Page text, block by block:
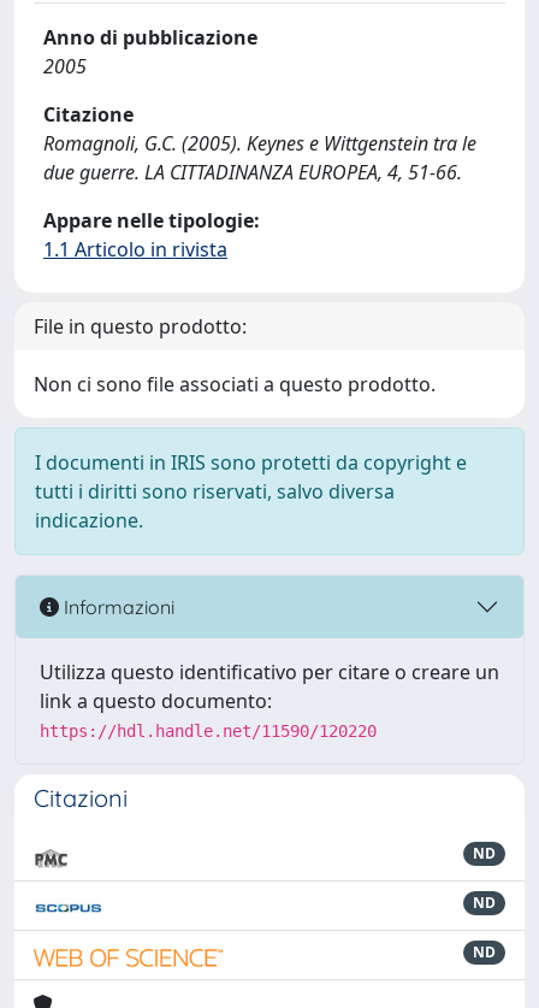
Anno di pubblicazione
2005
Citazione
Romagnoli, G.C. (2005). Keynes e Wittgenstein tra le
due guerre. LA CITTADINANZA EUROPEA, 4, 51-66.
Appare nelle tipologie:
1.1 Articolo in rivista
File in questo prodotto:
Non ci sono file associati a questo prodotto.
I documenti in IRIS sono protetti da copyright e
tutti i diritti sono riservati, salvo diversa
indicazione.
Informazioni
Utilizza questo identificativo per citare o creare un
link a questo documento:
https://hdl.handle.net/11590/120220
Citazioni
ND
ND
ND